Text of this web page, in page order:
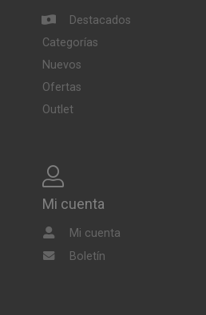
Destacados
Categorías
Nuevos
Ofertas
Outlet
Mi cuenta
Mi cuenta
Boletín